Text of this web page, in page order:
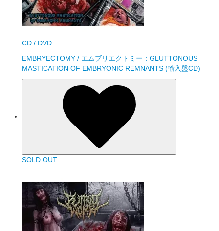
CD / DVD
EMBRYECTOMY / エムブリエクトミー：GLUTTONOUS
MASTICATION OF EMBRYONIC REMNANTS (輸入盤CD)
SOLD OUT